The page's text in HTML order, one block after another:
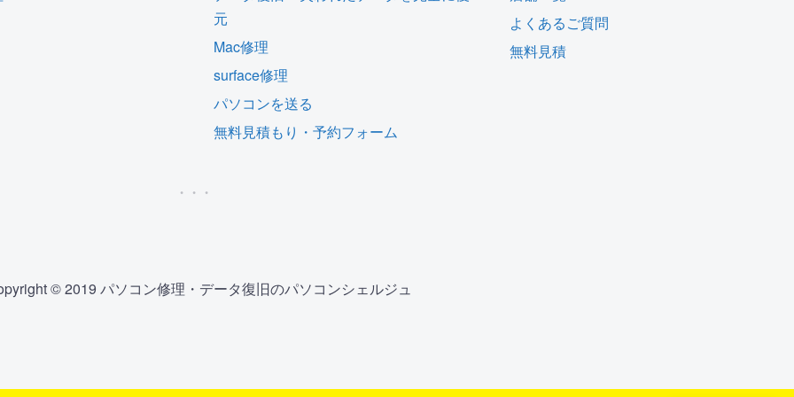
元
Mac修理
surface修理
パソコンを送る
無料見積もり・予約フォーム
よくあるご質問
無料見積
© 2019 パソコン修理・データ復旧のパソコンシェルジュ